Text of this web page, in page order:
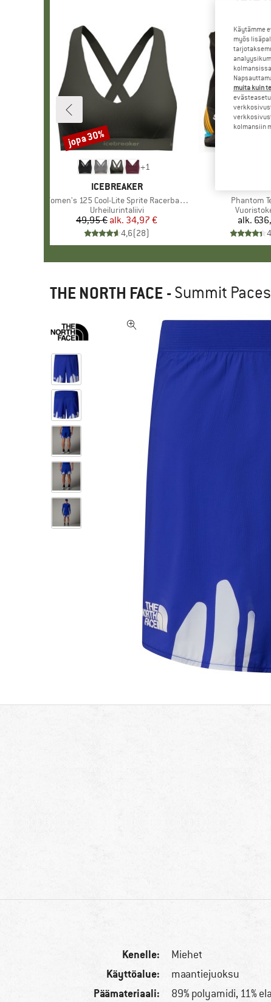
+1
MERKKI
ICEBREAKER
Tuote
Women's 125 Cool-Lite Sprite Racerback Bra
Tuoteryhmä
Urheilurintaliivi
Hinta
49,95 € Alennettu hinta
alk. 34,97 €
4,6(28)
Alennus
jopa 30%
Tuote
Phantom
alk.
THE NORTH FACE -Summit
Kenelle: Miehet
Käyttöalue: maantiejuoksu
Päämateriaali: 89% polyamidi, 11%
Käytämme
myös
muita kuin
kolmansiin